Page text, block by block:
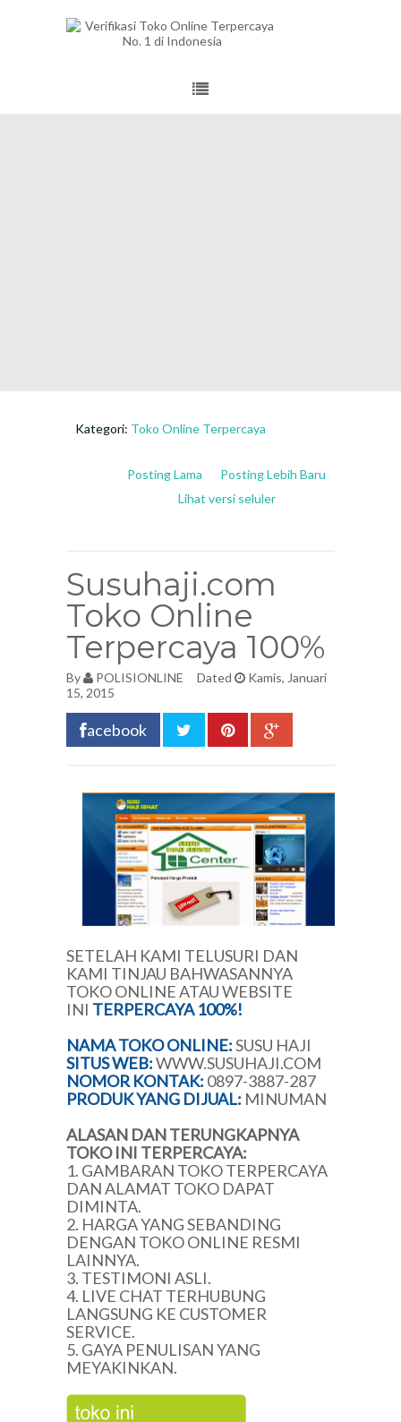
Kategori: Toko Online Terpercaya
Posting Lebih Baru
Posting Lama
Lihat versi seluler
Susuhaji.com
Toko Online
Terpercaya 100%
By POLISIONLINE Dated
Kamis, Januari
15, 2015
acebook
SETELAH KAMI TELUSURI DAN
KAMI TINJAU BAHWASANNYA
TOKO ONLINE ATAU WEBSITE
INI TERPERCAYA 100%!
NAMA TOKO ONLINE:SUSU HAJI
SITUS WEB:WWW.SUSUHAJI.COM
NOMOR KONTAK: 0897-3887-287
PRODUK YANG DIJUAL: MINUMAN
ALASAN DAN TERUNGKAPNYA
TOKO INI TERPERCAYA:
1. GAMBARAN TOKO TERPERCAYA
DAN ALAMAT TOKO DAPAT
DIMINTA.
2. HARGA YANG SEBANDING
DENGAN TOKO ONLINE RESMI
LAINNYA.
3. TESTIMONI ASLI.
4. LIVE CHAT TERHUBUNG
LANGSUNG KE CUSTOMER
SERVICE.
5. GAYA PENULISAN YANG
MEYAKINKAN.